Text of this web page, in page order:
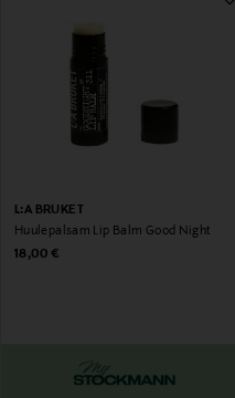
L:A BRUKET
Huulepalsam Lip Balm Good Night
Original Price
18,00 €